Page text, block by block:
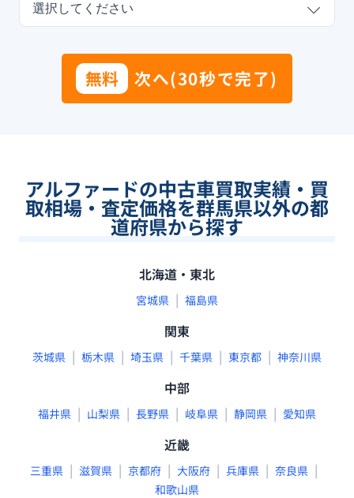
選択してください
無料 次へ(30秒で完了)
アルファードの中古車買取実績・買
取相場・査定価格を群馬県以外の都
道府県から探す
北海道・東北
宮城県 | 福島県
関東
茨城県 | 栃木県 | 埼玉県 | 千葉県 | 東京都 | 神奈川県
中部
福井県 | 山梨県 | 長野県 | 岐阜県 | 静岡県 | 愛知県
近畿
三重県 | 滋賀県 | 京都府 | 大阪府 | 兵庫県 | 奈良県 |
和歌山県